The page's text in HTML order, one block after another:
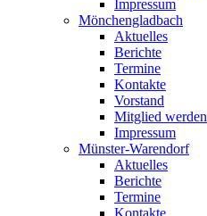
Impressum
Mönchengladbach
Aktuelles
Berichte
Termine
Kontakte
Vorstand
Mitglied werden
Impressum
Münster-Warendorf
Aktuelles
Berichte
Termine
Kontakte